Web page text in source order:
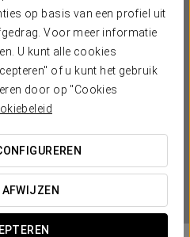
op basis van een profiel uit
Voor meer informatie
U kunt alle cookies
of u kunt het gebruik
door op "Cookies
AFWIJZEN
GRAN CANARIA